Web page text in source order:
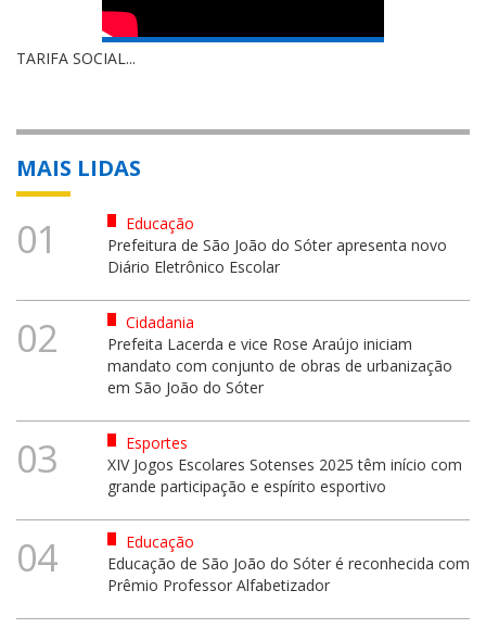
TARIFA SOCIAL...
MAIS LIDAS
01
Educação
Prefeitura de São João do Sóter apresenta novo
Diário Eletrônico Escolar
02
Cidadania
Prefeita Lacerda e vice Rose Araújo iniciam
mandato com conjunto de obras de urbanização
em São João do Sóter
03
Esportes
XIV Jogos Escolares Sotenses 2025 têm início com
grande participação e espírito esportivo
04
Educação
Educação de São João do Sóter é reconhecida com
Prêmio Professor Alfabetizador